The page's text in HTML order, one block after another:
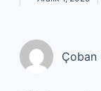
Çoban